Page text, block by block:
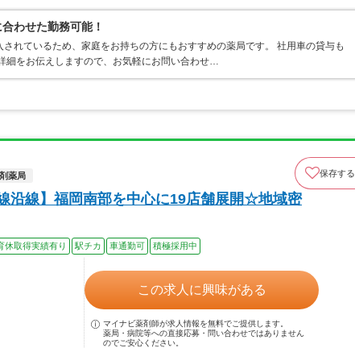
わせた勤務可能！
れているため、家庭をお持ちの方にもおすすめの薬局です。 社用車の貸与も
細をお伝えしますので、お気軽にお問い合わせ…
薬局 保存する
沿線】福岡南部を中心に19店舗展開☆地域密
休取得実績有り 駅チカ 車通勤可 積極採用中
この求人に興味がある
マイナビ薬剤師が求人情報を無料でご提供します。
薬局・病院等への直接応募・問い合わせではありません
のでご安心ください。